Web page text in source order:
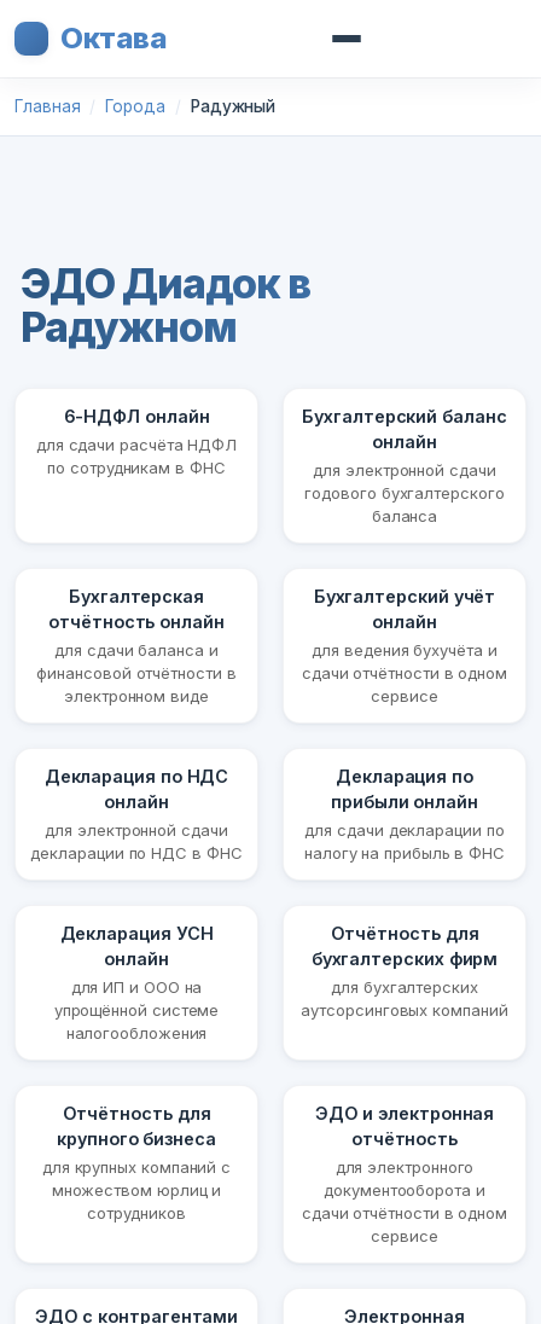
Октава
Главная Города Радужный
ЭДО Диадок в
Радужном
6-НДФЛ онлайн
для сдачи расчёта НДФЛ
по сотрудникам в ФНС
Бухгалтерский баланс
онлайн
для электронной сдачи
годового бухгалтерского
баланса
Бухгалтерская
отчётность онлайн
для сдачи баланса и
финансовой отчётности в
электронном виде
Бухгалтерский учёт
онлайн
для ведения бухучёта и
сдачи отчётности в одном
сервисе
Декларация по НДС
онлайн
для электронной сдачи
декларации по НДС в ФНС
Декларация по
прибыли онлайн
для сдачи декларации по
налогу на прибыль в ФНС
Декларация УСН
онлайн
для ИП и ООО на
упрощённой системе
налогообложения
Отчётность для
бухгалтерских фирм
для бухгалтерских
аутсорсинговых компаний
Отчётность для
крупного бизнеса
для крупных компаний с
множеством юрлиц и
сотрудников
ЭДО и электронная
отчётность
для электронного
документооборота и
сдачи отчётности в одном
сервисе
ЭДО с контрагентами
Электронная